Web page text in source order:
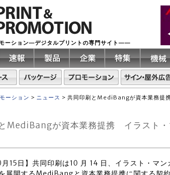
ーション―デジタルプリントの専門サイト――
ーション > ニュース > 共同印刷とMediBangが資本業務提
MediBangが資本業務提携 イラスト・
月15日】共同印刷は10 月 14 日、イラスト・マ